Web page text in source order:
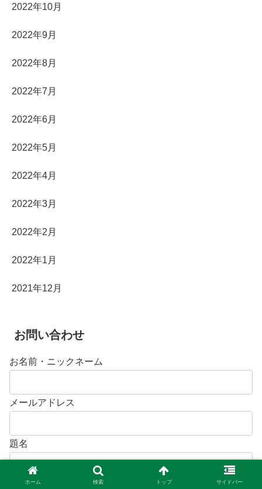
2022年10月
2022年9月
2022年8月
2022年7月
2022年6月
2022年5月
2022年4月
2022年3月
2022年2月
2022年1月
2021年12月
お問い合わせ
お名前・ニックネーム
メールアドレス
題名
メッセージ本文
ホーム 検索 トップ サイドバー